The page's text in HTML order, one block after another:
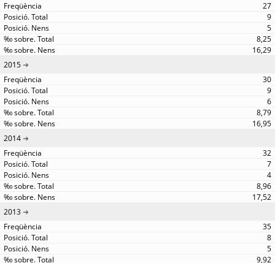
27
9
5
8,25
16,29
2015
30
9
6
8,79
16,95
2014
32
7
4
8,96
17,52
2013
35
8
5
9,92